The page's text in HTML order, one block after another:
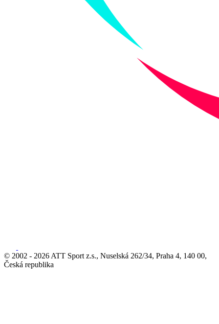
© 2002 - 2026 ATT Sport z.s., Nuselská 262/34, Praha 4, 140 00,
Česká republika